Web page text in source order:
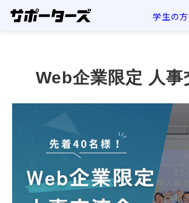
学生の
サービス一覧
お役立ち資料
エンジニア採用コラム
Web企業限定 人事